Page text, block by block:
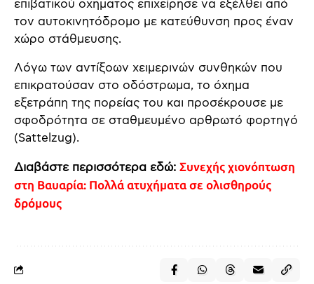
επιβατικού οχήματος επιχείρησε να εξέλθει από
τον αυτοκινητόδρομο με κατεύθυνση προς έναν
χώρο στάθμευσης.
Λόγω των αντίξοων χειμερινών συνθηκών που
επικρατούσαν στο οδόστρωμα, το όχημα
εξετράπη της πορείας του και προσέκρουσε με
σφοδρότητα σε σταθμευμένο αρθρωτό φορτηγό
(Sattelzug).
Διαβάστε περισσότερα εδώ: Συνεχής χιονόπτωση
στη Βαυαρία: Πολλά ατυχήματα σε ολισθηρούς
δρόμους